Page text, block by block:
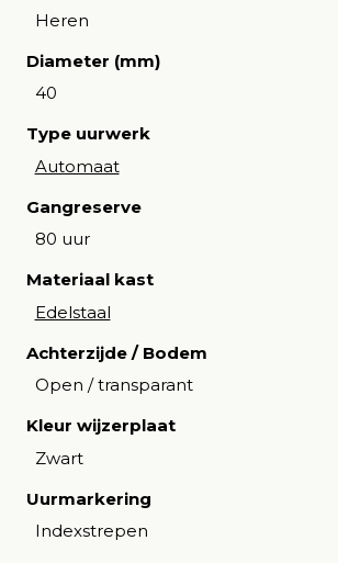
Heren
Diameter (mm)
40
Type uurwerk
Automaat
Gangreserve
80 uur
Materiaal kast
Edelstaal
Achterzijde / Bodem
Open / transparant
Kleur wijzerplaat
Zwart
Uurmarkering
Indexstrepen